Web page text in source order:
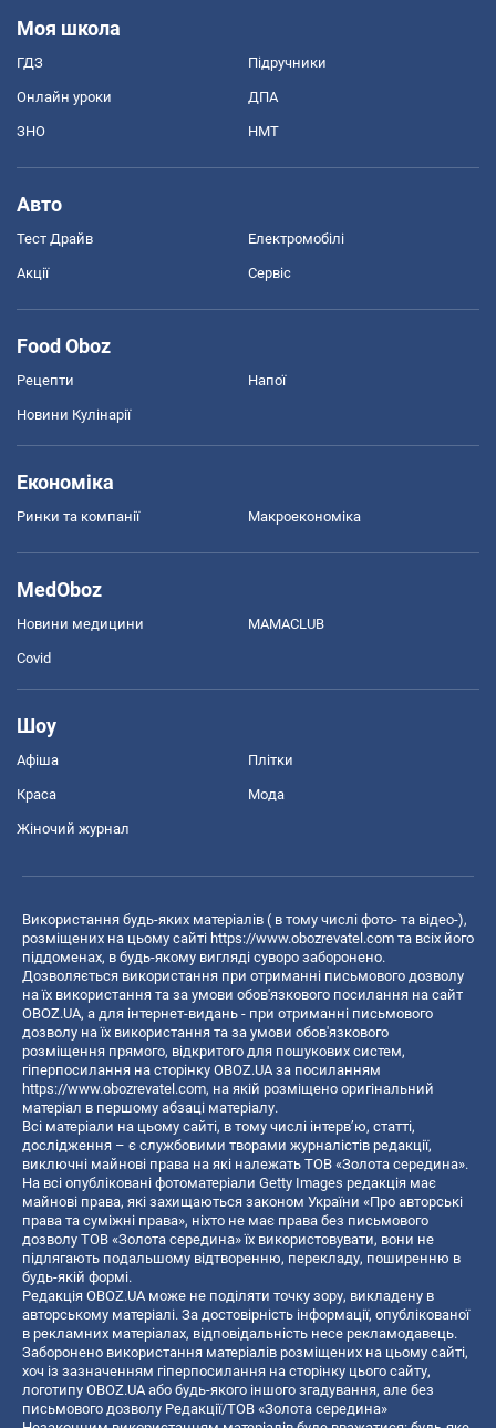
Моя школа
ГДЗ Підручники
Онлайн уроки ДПА
ЗНО НМТ
Авто
Тест Драйв Електромобілі
Акції Сервіс
Food Oboz
Рецепти Напої
Новини Кулінарії
Економіка
Ринки та компанії Макроекономіка
MedOboz
Новини медицини MAMACLUB
Covid
Шоу
Афіша Плітки
Краса Мода
Жіночий журнал
Використання будь-яких матеріалів ( в тому числі фото- та відео-),
розміщених на цьому сайті https://www.obozrevatel.com та всіх його
піддоменах, в будь-якому вигляді суворо заборонено.
Дозволяється використання при отриманні письмового дозволу
на їх використання та за умови обов'язкового посилання на сайт
OBOZ.UA, а для інтернет-видань - при отриманні письмового
дозволу на їх використання та за умови обов'язкового
розміщення прямого, відкритого для пошукових систем,
гіперпосилання на сторінку OBOZ.UA за посиланням
https://www.obozrevatel.com, на якій розміщено оригінальний
матеріал в першому абзаці матеріалу.
Всі матеріали на цьому сайті, в тому числі інтерв’ю, статті,
дослідження – є службовими творами журналістів редакції,
виключні майнові права на які належать ТОВ «Золота середина».
На всі опубліковані фотоматеріали Getty Images редакція має
майнові права, які захищаються законом України «Про авторські
права та суміжні права», ніхто не має права без письмового
дозволу ТОВ «Золота середина» їх використовувати, вони не
підлягають подальшому відтворенню, перекладу, поширенню в
будь-якій формі.
Редакція OBOZ.UA може не поділяти точку зору, викладену в
авторському матеріалі. За достовірність інформації, опублікованої
в рекламних матеріалах, відповідальність несе рекламодавець.
Заборонено використання матеріалів розміщених на цьому сайті,
хоч із зазначенням гіперпосилання на сторінку цього сайту,
логотипу OBOZ.UA або будь-якого іншого згадування, але без
письмового дозволу Редакції/ТОВ «Золота середина»